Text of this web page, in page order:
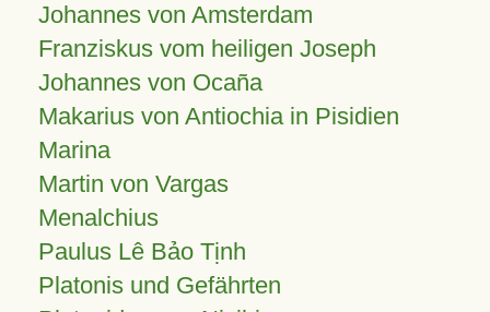
Johannes von Amsterdam
Franziskus vom heiligen Joseph
Johannes von Ocaña
Makarius von Antiochia in Pisidien
Marina
Martin von Vargas
Menalchius
Paulus Lê Bảo Tịnh
Platonis und Gefährten